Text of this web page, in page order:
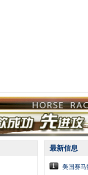
最新信息
1
美国赛马